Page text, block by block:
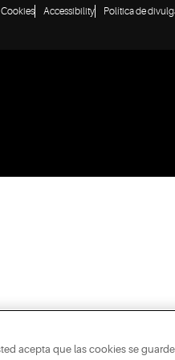
Cookies Accessibility Política de
acepta que las cookies se